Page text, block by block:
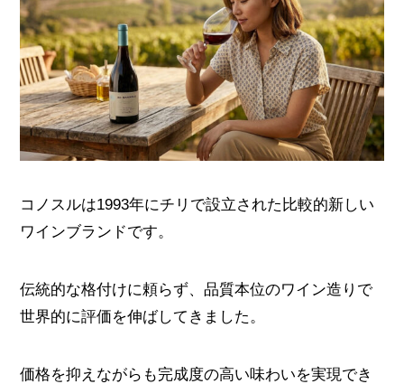
コノスルは1993年にチリで設立された比較的新しい
ワインブランドです。
伝統的な格付けに頼らず、品質本位のワイン造りで
世界的に評価を伸ばしてきました。
価格を抑えながらも完成度の高い味わいを実現でき